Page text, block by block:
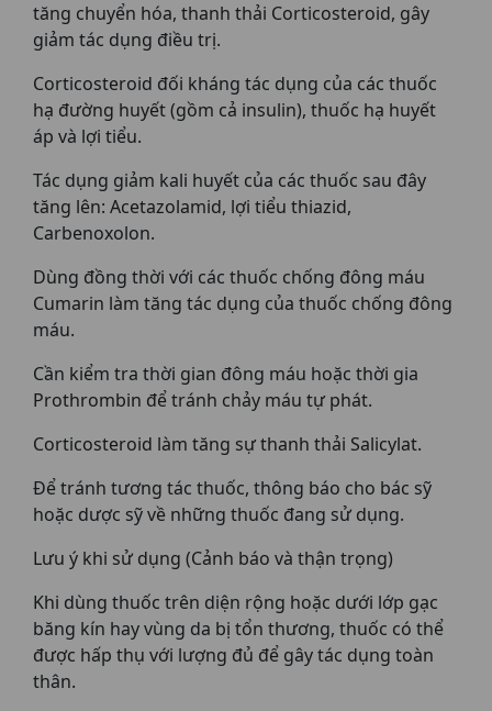
tăng chuyển hóa, thanh thải Corticosteroid, gây
giảm tác dụng điều trị.
Corticosteroid đối kháng tác dụng của các thuốc
hạ đường huyết (gồm cả insulin), thuốc hạ huyết
áp và lợi tiểu.
Tác dụng giảm kali huyết của các thuốc sau đây
tăng lên: Acetazolamid, lợi tiểu thiazid,
Carbenoxolon.
Dùng đồng thời với các thuốc chống đông máu
Cumarin làm tăng tác dụng của thuốc chống đông
máu.
Cần kiểm tra thời gian đông máu hoặc thời gia
Prothrombin để tránh chảy máu tự phát.
Corticosteroid làm tăng sự thanh thải Salicylat.
Để tránh tương tác thuốc, thông báo cho bác sỹ
hoặc dược sỹ về những thuốc đang sử dụng.
Lưu ý khi sử dụng (Cảnh báo và thận trọng)
Khi dùng thuốc trên diện rộng hoặc dưới lớp gạc
băng kín hay vùng da bị tổn thương, thuốc có thể
được hấp thụ với lượng đủ để gây tác dụng toàn
thân.